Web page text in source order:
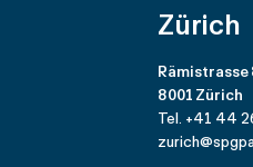
Zürich
Rämistrasse
8001 Zürich
Tel. +41 44